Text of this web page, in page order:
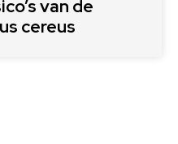
van de
cereus